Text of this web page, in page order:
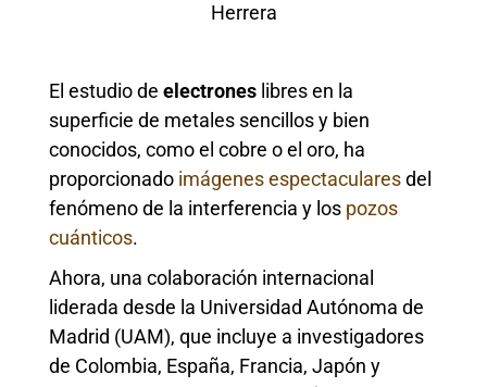
Herrera
El estudio de electrones libres en la
superficie de metales sencillos y bien
conocidos, como el cobre o el oro, ha
proporcionado imágenes espectacularesdel
fenómeno de la interferencia y los pozos
cuánticos.
Ahora, una colaboración internacional
liderada desde la Universidad Autónoma de
Madrid (UAM), que incluye a investigadores
de Colombia, España, Francia, Japón y